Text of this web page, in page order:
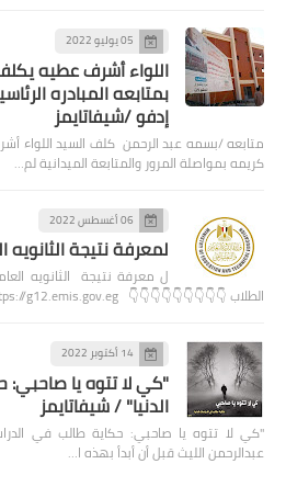
05 يوليو 2022
اللواء أشرف عطيه
بمتابعه المبادره
إدفو /شيفاتايمز
متابعه /بسمه عبد الرحمن كلف السيد اللواء
كريمه بمواصلة المرور والمتابعة الميدانية لم…
06 أغسطس 2022
لمعرفة نتيجة الثانويه العامه 2022
الطلاب 👇👇👇👇👇👇👇👇👇 https://g12.emis.gov.eg/ وال…
14 أكتوبر 2022
"كي لا تتوه يا صاحبي:
الدنيا" / شيفاتايمز
"كي لا تتوه يا صاحبي: حكاية طالب في
عبدالرحمن الليث قبل أن أبدأ بهذه ا…